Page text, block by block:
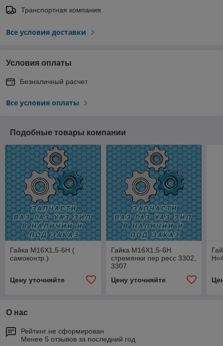
Транспортная компания
Все условия доставки
Условия оплаты
Безналичный расчет
Все условия оплаты
Подобные товары компании
Гайка М16Х1,5-6Н (
самоконтр.)
Цену уточняйте
Гайка М16Х1,5-6Н
стремянки пер ресс 3302,
3307
Цену уточняйте
О нас
Рейтинг не сформирован
Менее 5 отзывов за последний год